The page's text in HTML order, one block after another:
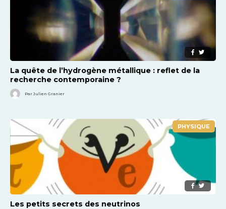
La quête de l’hydrogène métallique : reflet de la
recherche contemporaine ?
Par Julien Granier
PHYSIQUE
Les petits secrets des neutrinos